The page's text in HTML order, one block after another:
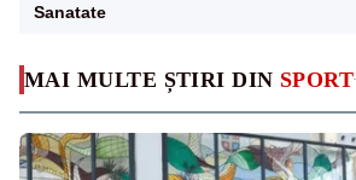
MAI MULTE ȘTIRI DIN SPORT
Sanatate